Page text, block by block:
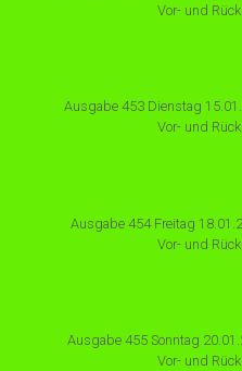
Vor- und
Ausgabe 453 Dienstag
Vor- und
Ausgabe 454 Freitag
Vor- und
Ausgabe 455 Sonntag
Vor- und